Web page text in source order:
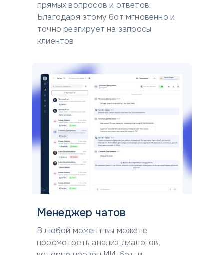
прямых вопросов и ответов.
Благодаря этому бот мгновенно и
точно реагирует на запросы
клиентов
В любой момент вы можете
просмотреть анализ диалогов,
Менеджер чатов